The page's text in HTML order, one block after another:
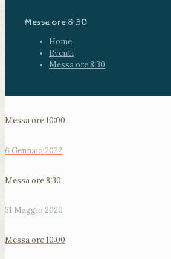
Messa ore 8:30
Home
Eventi
Messa ore 8:30
Messa ore 10:00
6 Gennaio 2022
Messa ore 8:30
31 Maggio 2020
Messa ore 10:00